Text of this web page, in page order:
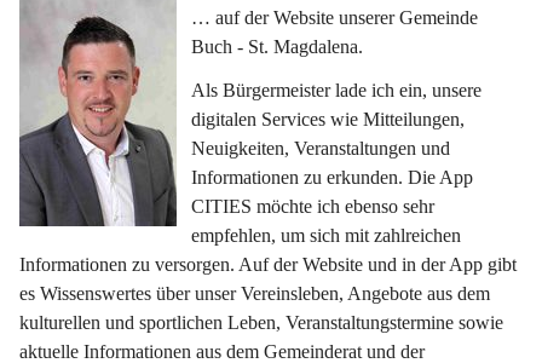
… auf der Website unserer Gemeinde
Buch - St. Magdalena.
Als Bürgermeister lade ich ein, unsere
digitalen Services wie Mitteilungen,
Neuigkeiten, Veranstaltungen und
Informationen zu erkunden. Die App
CITIES möchte ich ebenso sehr
empfehlen, um sich mit zahlreichen
Informationen zu versorgen. Auf der Website und in der App gibt
es Wissenswertes über unser Vereinsleben, Angebote aus dem
kulturellen und sportlichen Leben, Veranstaltungstermine sowie
aktuelle Informationen aus dem Gemeinderat und der